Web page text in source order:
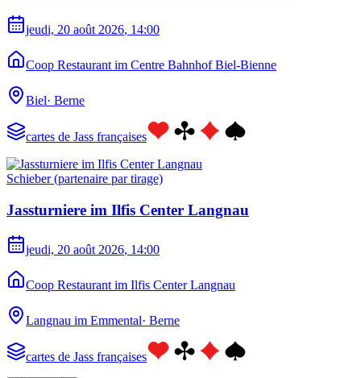
jeudi, 20 août 2026, 14:00
Coop Restaurant im Centre Bahnhof Biel-Bienne
Biel· Berne
cartes de Jass françaises
Schieber (partenaire par tirage)
Jassturniere im Ilfis Center Langnau
jeudi, 20 août 2026, 14:00
Coop Restaurant im Ilfis Center Langnau
Langnau im Emmental· Berne
cartes de Jass françaises